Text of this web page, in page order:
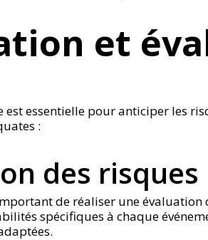
et
est essentielle pour anticiper les
:
des risques
de réaliser une
spécifiques à chaque